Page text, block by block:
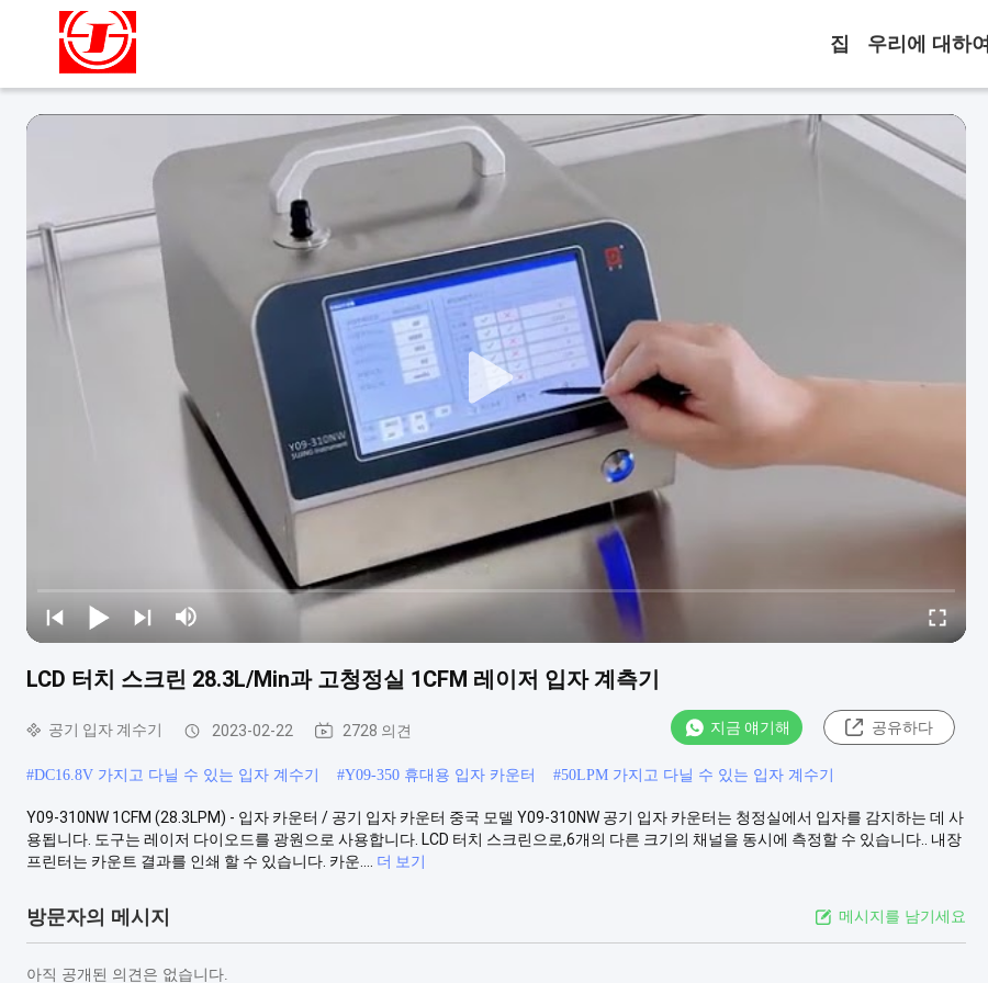
집 우리에 대하여
LCD 터치 스크린 28.3L/Min과 고청정실 1CFM 레이저 입자 계측기
공기 입자 계수기 2023-02-22 2728 의견 지금 얘기해 공유하다
#DC16.8V 가지고 다닐 수 있는 입자 계수기 #Y09-350 휴대용 입자 카운터 #50LPM 가지고 다닐 수 있는 입자 계수기
Y09-310NW 1CFM (28.3LPM) - 입자 카운터 / 공기 입자 카운터 중국 모델 Y09-310NW 공기 입자 카운터는 청정실에서 입자를 감지하는 데 사
용됩니다. 도구는 레이저 다이오드를 광원으로 사용합니다. LCD 터치 스크린으로,6개의 다른 크기의 채널을 동시에 측정할 수 있습니다.. 내장
프린터는 카운트 결과를 인쇄 할 수 있습니다. 카운....
더 보기
방문자의 메시지 메시지를 남기세요
아직 공개된 의견은 없습니다.